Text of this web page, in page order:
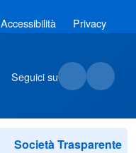
Accessibilità Privacy
Seguici su
Società Trasparente